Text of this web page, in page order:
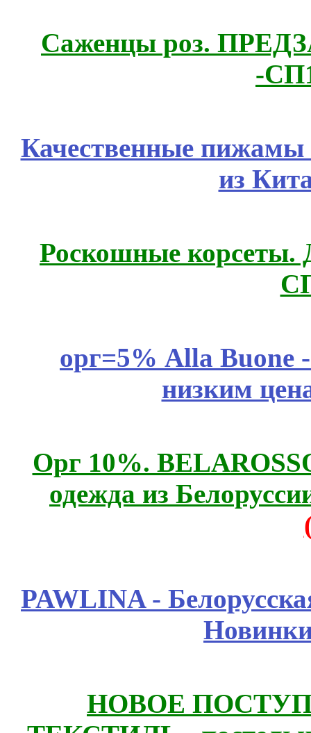
Саженцы роз.
-
Качественные пижамы
из
Роскошные корсеты.
орг=5% Alla Buone
низким
Орг 10%.
одежда из
PAWLINA -
НОВОЕ